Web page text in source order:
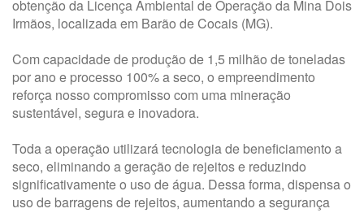
obtenção da Licença Ambiental de Operação da Mina Dois
Irmãos, localizada em Barão de Cocais (MG).
Com capacidade de produção de 1,5 milhão de toneladas
por ano e processo 100% a seco, o empreendimento
reforça nosso compromisso com uma mineração
sustentável, segura e inovadora.
Toda a operação utilizará tecnologia de beneficiamento a
seco, eliminando a geração de rejeitos e reduzindo
significativamente o uso de água. Dessa forma, dispensa o
uso de barragens de rejeitos, aumentando a segurança